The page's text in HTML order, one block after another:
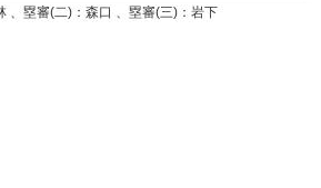
、塁審(二)：森口 、塁審(三)：岩下